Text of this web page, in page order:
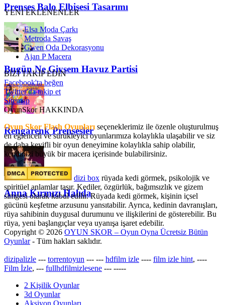
Prenses Balo Elbisesi Tasarımı
Bugün Ne Giysem Havuz Partisi
Rengarenk Prensesler
Anna Kırmızı Halıda
YENİ EKLENENLER
Elsa Moda Çarkı
Metroda Savaş
Gwen Oda Dekorasyonu
Ajan P Macera
BİZİ TAKİP EDİN
Facebook'ta beğen
Twitter'da takip et
Sitemap
OyunSkor HAKKINDA
Oyun Skor Flash Oyunları seçeneklerimiz ile özenle oluşturulmuş
en eğlenceli ve sürükleyici oyunlarımıza kolaylıkla ulaşabilir ve siz
de daha keyifli bir oyun deneyimine kolaylıkla sahip olabilir,
kendinizi büyük bir macera içerisinde bulabilirsiniz.
dizi box rüyada kedi görmek​, psikolojik ve
spiritüel anlamlar taşır. Kediler, özgürlük, bağımsızlık ve gizem
simgesi olarak kabul edilir. Rüyada kedi görmek, kişinin içsel
gücünü keşfetme arzusunu yansıtabilir. Ayrıca, kedinin davranışları,
rüya sahibinin duygusal durumunu ve ilişkilerini de gösterebilir. Bu
rüya, yeni başlangıçlar veya uyanışa işaret edebilir.
Copyright © 2026 OYUN SKOR – Oyun Oyna Ücretsiz Bütün
Oyunlar- Tüm hakları saklıdır.
dizipalizle --- torrentoyun --- --- hdfilm izle ---- film izle hint, ----
Film İzle, --- fullhdfilmizlesene --- -----
2 Kişilik Oyunlar
3d Oyunlar
Aksiyon Oyunları